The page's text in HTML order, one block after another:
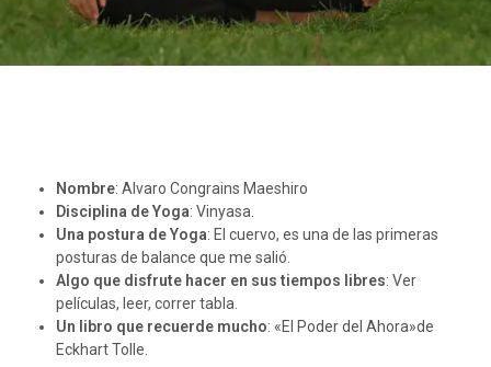
Nombre: Alvaro Congrains Maeshiro
Disciplina de Yoga: Vinyasa.
Una postura de Yoga: El cuervo, es una de las primeras
posturas de balance que me salió.
Algo que disfrute hacer en sus tiempos libres: Ver
películas, leer, correr tabla.
Un libro que recuerde mucho: «El Poder del Ahora»de
Eckhart Tolle.